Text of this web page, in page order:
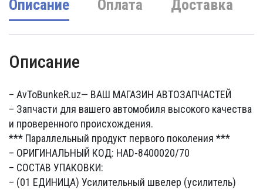
Описание Оплата Доставка
Описание
– AvToBunkeR.uz— ВАШ МАГАЗИН АВТОЗАПЧАСТЕЙ
– Запчасти для вашего автомобиля высокого качества
и проверенного происхождения.
*** Параллельный продукт первого поколения ***
– ОРИГИНАЛЬНЫЙ КОД: HAD-8400020/70
– СОСТАВ УПАКОВКИ:
– (01 ЕДИНИЦА) Усилительный швелер (усилитель)